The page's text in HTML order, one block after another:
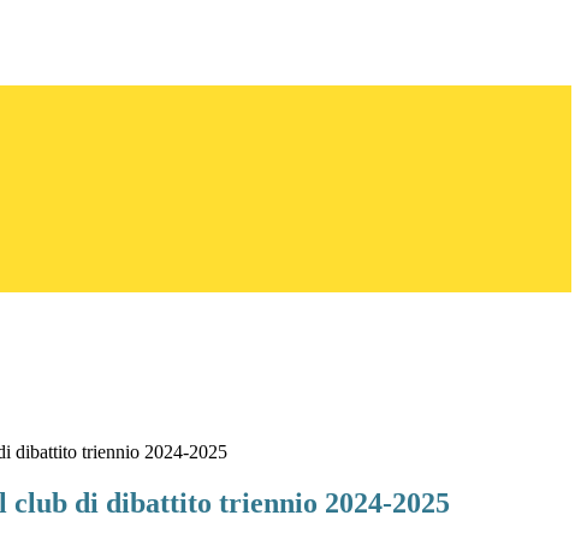
dibattito triennio 2024-2025
club di dibattito triennio 2024-2025